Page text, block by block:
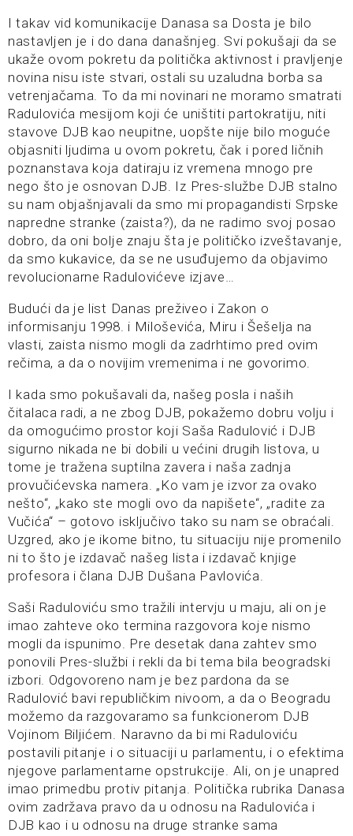
I takav vid komunikacije Danasa sa Dosta je bilo
nastavljen je i do dana današnjeg. Svi pokušaji da se
ukaže ovom pokretu da politička aktivnost i pravljenje
novina nisu iste stvari, ostali su uzaludna borba sa
vetrenjačama. To da mi novinari ne moramo smatrati
Radulovića mesijom koji će uništiti partokratiju, niti
stavove DJB kao neupitne, uopšte nije bilo moguće
objasniti ljudima u ovom pokretu, čak i pored ličnih
poznanstava koja datiraju iz vremena mnogo pre
nego što je osnovan DJB. Iz Pres-službe DJB stalno
su nam objašnjavali da smo mi propagandisti Srpske
napredne stranke (zaista?), da ne radimo svoj posao
dobro, da oni bolje znaju šta je političko izveštavanje,
da smo kukavice, da se ne usuđujemo da objavimo
revolucionarne Radulovićeve izjave…
Budući da je list Danas preživeo i Zakon o
informisanju 1998. i Miloševića, Miru i Šešelja na
vlasti, zaista nismo mogli da zadrhtimo pred ovim
rečima, a da o novijim vremenima i ne govorimo.
I kada smo pokušavali da, našeg posla i naših
čitalaca radi, a ne zbog DJB, pokažemo dobru volju i
da omogućimo prostor koji Saša Radulović i DJB
sigurno nikada ne bi dobili u većini drugih listova, u
tome je tražena suptilna zavera i naša zadnja
provučićevska namera. „Ko vam je izvor za ovako
nešto“, „kako ste mogli ovo da napišete“, „radite za
Vučića“ – gotovo isključivo tako su nam se obraćali.
Uzgred, ako je ikome bitno, tu situaciju nije promenilo
ni to što je izdavač našeg lista i izdavač knjige
profesora i člana DJB Dušana Pavlovića.
Saši Raduloviću smo tražili intervju u maju, ali on je
imao zahteve oko termina razgovora koje nismo
mogli da ispunimo. Pre desetak dana zahtev smo
ponovili Pres-službi i rekli da bi tema bila beogradski
izbori. Odgovoreno nam je bez pardona da se
Radulović bavi republičkim nivoom, a da o Beogradu
možemo da razgovaramo sa funkcionerom DJB
Vojinom Biljićem. Naravno da bi mi Raduloviću
postavili pitanje i o situaciji u parlamentu, i o efektima
njegove parlamentarne opstrukcije. Ali, on je unapred
imao primedbu protiv pitanja. Politička rubrika Danasa
ovim zadržava pravo da u odnosu na Radulovića i
DJB kao i u odnosu na druge stranke sama